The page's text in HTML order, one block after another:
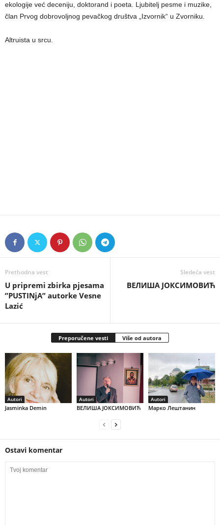
ekologije već deceniju, doktorand i poeta. Ljubitelj pesme i muzike,
član Prvog dobrovoljnog pevačkog društva „Izvornik“ u Zvorniku.
Altruista u srcu.
Prethodna vest
U pripremi zbirka pjesama
”PUSTINjA” autorke Vesne
Lazić
Sledeća vest
ВЕЛИША ЈОКСИМОВИЋ
Preporučene vesti Više od autora
Autori
Jasminka Demin
Autori
ВЕЛИША ЈОКСИМОВИЋ
Autori
Марко Лештанин
Ostavi komentar